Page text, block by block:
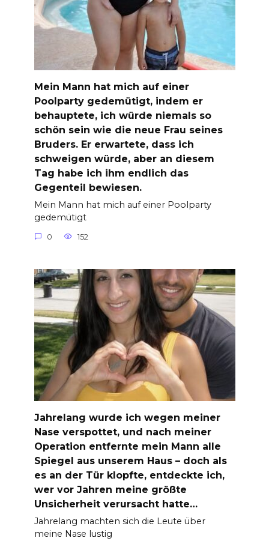
Mein Mann hat mich auf einer
Poolparty gedemütigt, indem er
behauptete, ich würde niemals so
schön sein wie die neue Frau seines
Bruders. Er erwartete, dass ich
schweigen würde, aber an diesem
Tag habe ich ihm endlich das
Gegenteil bewiesen.
Mein Mann hat mich auf einer Poolparty
gedemütigt
0 152
Jahrelang wurde ich wegen meiner
Nase verspottet, und nach meiner
Operation entfernte mein Mann alle
Spiegel aus unserem Haus – doch als
es an der Tür klopfte, entdeckte ich,
wer vor Jahren meine größte
Unsicherheit verursacht hatte…
Jahrelang machten sich die Leute über
meine Nase lustig